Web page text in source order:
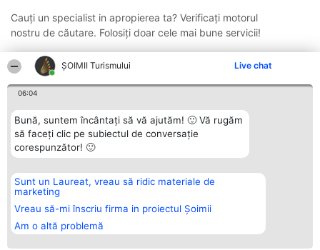
ȘOIMII Turismului Live chat
06:04
Bună, suntem încântați să vă ajutăm! 🙂 Vă rugăm
să faceți clic pe subiectul de conversație
corespunzător! 🙂
Sunt un Laureat, vreau să ridic materiale de
marketing
Vreau să-mi înscriu firma in proiectul Șoimii
Am o altă problemă
Cauți un specialist in apropierea ta? Verificați motorul
nostru de căutare. Folosiți doar cele mai bune servicii!
Organizator Ranking
BRIGHT SOLUTIONS BR SRL
Aleea Timisul De Sus 2 Bl. A30
Sc. A Et. 4 Ap. 13 Cod 061952
București
CUI 36737675
Plebiscyt
Lista Tuturor
Laureaților
Statut
Contact